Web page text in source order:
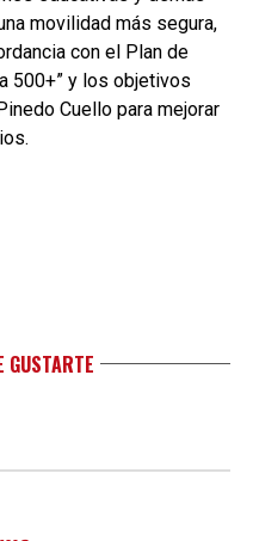
movilidad más segura,
con el Plan de
500+” y los objetivos
Cuello para mejorar
GUSTARTE